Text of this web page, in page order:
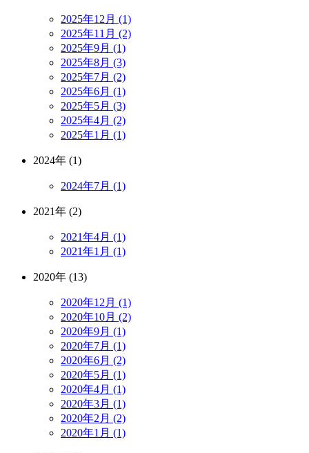
2025年12月 (1)
2025年11月 (2)
2025年9月 (1)
2025年8月 (3)
2025年7月 (2)
2025年6月 (1)
2025年5月 (3)
2025年4月 (2)
2025年1月 (1)
2024年 (1)
2024年7月 (1)
2021年 (2)
2021年4月 (1)
2021年1月 (1)
2020年 (13)
2020年12月 (1)
2020年10月 (2)
2020年9月 (1)
2020年7月 (1)
2020年6月 (2)
2020年5月 (1)
2020年4月 (1)
2020年3月 (1)
2020年2月 (2)
2020年1月 (1)